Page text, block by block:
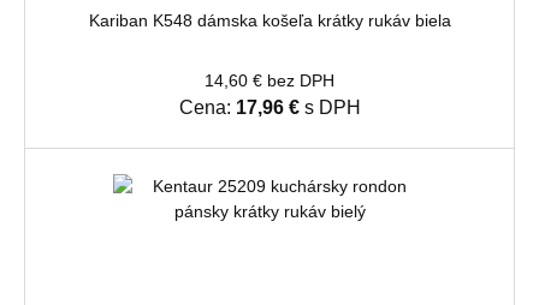
Kariban K548 dámska košeľa krátky rukáv biela
14,60 € bez DPH
Cena: 17,96 €s DPH